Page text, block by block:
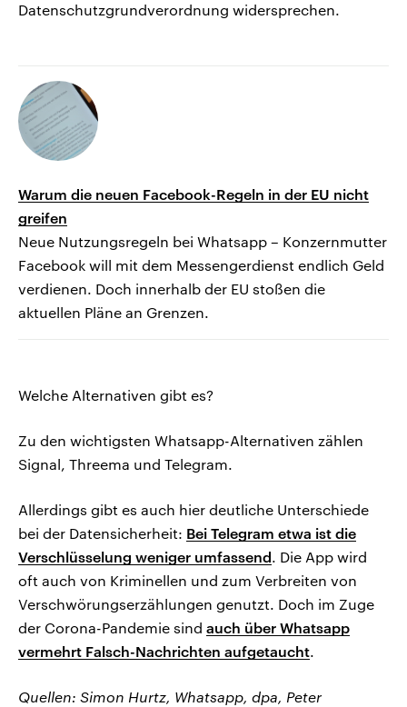
Datenschutzgrundverordnung widersprechen.
Warum die neuen Facebook-Regeln in der EU nicht
greifen
Neue Nutzungsregeln bei Whatsapp – Konzernmutter
Facebook will mit dem Messengerdienst endlich Geld
verdienen. Doch innerhalb der EU stoßen die
aktuellen Pläne an Grenzen.
Welche Alternativen gibt es?
Zu den wichtigsten Whatsapp-Alternativen zählen
Signal, Threema und Telegram.
Allerdings gibt es auch hier deutliche Unterschiede
bei der Datensicherheit: Bei Telegram etwa ist die
Verschlüsselung weniger umfassend. Die App wird
oft auch von Kriminellen und zum Verbreiten von
Verschwörungserzählungen genutzt. Doch im Zuge
der Corona-Pandemie sind auch über Whatsapp
vermehrt Falsch-Nachrichten aufgetaucht.
Quellen: Simon Hurtz, Whatsapp, dpa, Peter